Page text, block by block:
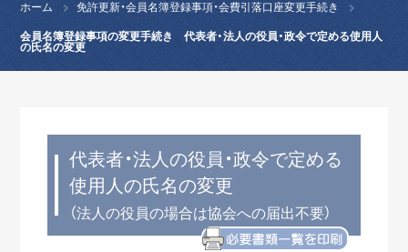
ホーム 免許更新・会員名簿登録事項・会費引落口座変更手続き
会員名簿登録事項の変更手続き 代表者・法人の役員・政令で定める使用人
の氏名の変更
代表者・法人の役員・政令で定める
使用人の氏名の変更
（法人の役員の場合は協会への届出不要）